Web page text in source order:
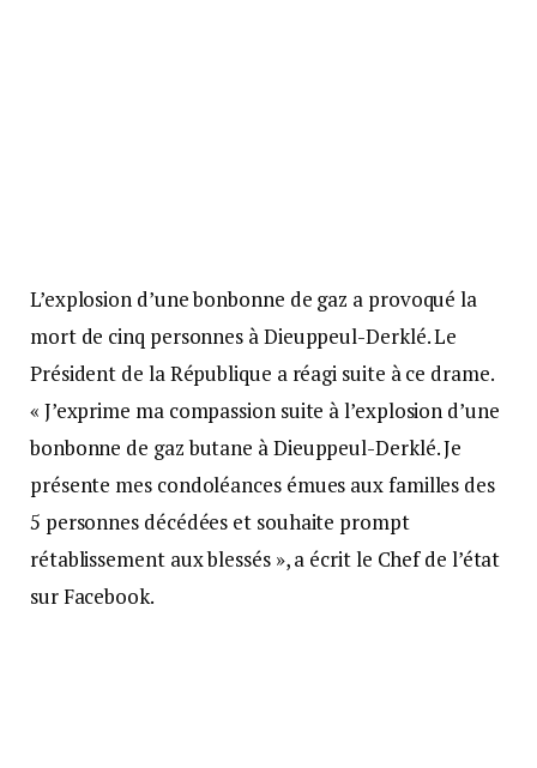
L’explosion d’une bonbonne de gaz a provoqué la
mort de cinq personnes à Dieuppeul-Derklé. Le
Président de la République a réagi suite à ce drame.
« J’exprime ma compassion suite à l’explosion d’une
bonbonne de gaz butane à Dieuppeul-Derklé. Je
présente mes condoléances émues aux familles des
5 personnes décédées et souhaite prompt
rétablissement aux blessés », a écrit le Chef de l’état
sur Facebook.